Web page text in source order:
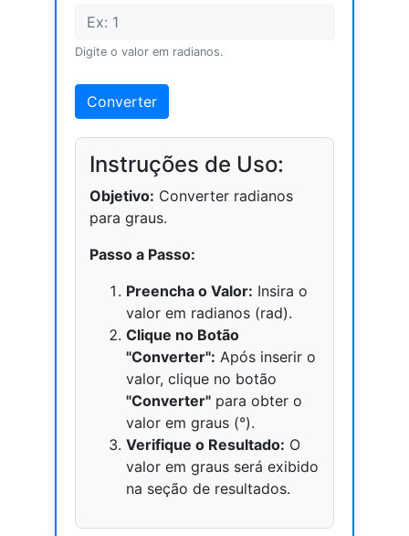
Digite o valor em radianos.
Converter
Instruções de Uso:
Objetivo: Converter radianos
para graus.
Passo a Passo:
Preencha o Valor: Insira o
valor em radianos (rad).
Clique no Botão
"Converter": Após inserir o
valor, clique no botão
"Converter" para obter o
valor em graus (°).
Verifique o Resultado: O
valor em graus será exibido
na seção de resultados.